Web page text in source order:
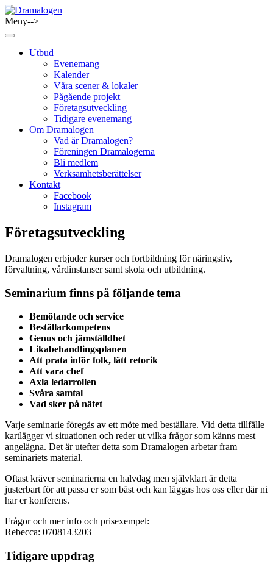
Skip
to
content
Meny-->
Utbud
Evenemang
Kalender
Våra scener & lokaler
Pågående projekt
Företagsutveckling
Tidigare evenemang
Om Dramalogen
Vad är Dramalogen?
Föreningen Dramalogerna
Bli medlem
Verksamhetsberättelser
Kontakt
Facebook
Instagram
Företagsutveckling
Dramalogen erbjuder kurser och fortbildning för näringsliv,
förvaltning, vårdinstanser samt skola och utbildning.
Seminarium finns på följande tema
Bemötande och service
Beställarkompetens
Genus och jämställdhet
Likabehandlingsplanen
Att prata inför folk, lätt retorik
Att vara chef
Axla ledarrollen
Svåra samtal
Vad sker på nätet
Varje seminarie föregås av ett möte med beställare. Vid detta tillfälle
kartlägger vi situationen och reder ut vilka frågor som känns mest
angelägna. Det är utefter detta som Dramalogen arbetar fram
seminariets material.
Oftast kräver seminarierna en halvdag men självklart är detta
justerbart för att passa er som bäst och kan läggas hos oss eller där ni
har er konferens.
Frågor och mer info och prisexempel:
Rebecca: 0708143203
Tidigare uppdrag